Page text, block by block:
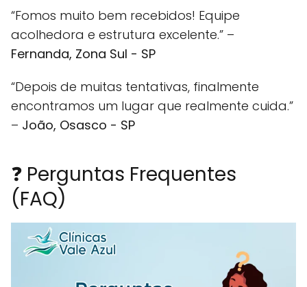
“Fomos muito bem recebidos! Equipe
acolhedora e estrutura excelente.” –
Fernanda, Zona Sul - SP
“Depois de muitas tentativas, finalmente
encontramos um lugar que realmente cuida.”
– João, Osasco - SP
❓ Perguntas Frequentes
(FAQ)